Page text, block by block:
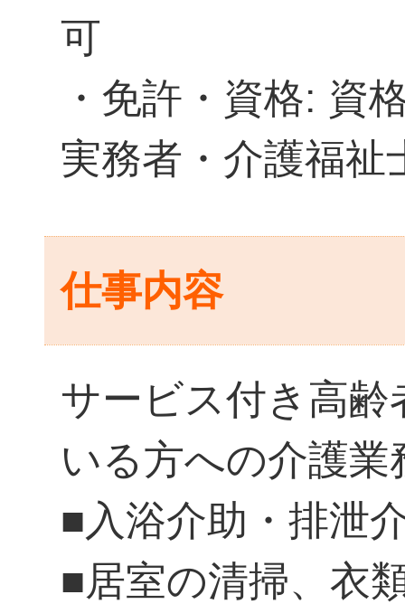
可
・免許・資格: 資
実務者・介護福祉
仕事内容
サービス付き高
いる方への介護
■入浴介助・排泄
■居室の清掃、衣